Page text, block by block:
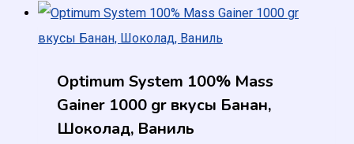
Optimum System 100% Mass
Gainer 1000 gr вкусы Банан,
Шоколад, Ваниль